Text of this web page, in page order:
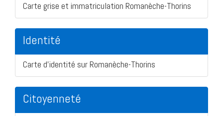
Carte grise et immatriculation Romanèche-Thorins
Identité
Carte d'identité sur Romanèche-Thorins
Citoyenneté